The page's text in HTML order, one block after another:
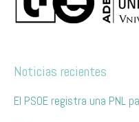
Noticias recientes
El PSOE registra una PNL